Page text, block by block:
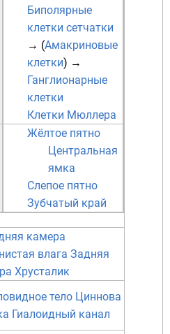
Биполярные
клетки сетчатки
→ (Амакриновые
клетки) →
Ганглионарные
клетки
Клетки Мюллера
Жёлтое пятно
Центральная
ямка
Слепое пятно
Зубчатый край
камера
влага Задняя
Хрусталик
тело Циннова
Гиалоидный канал